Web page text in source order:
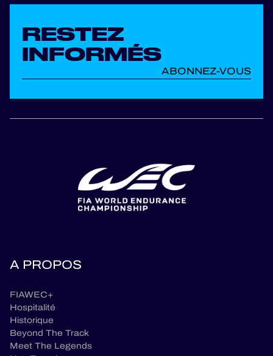
RESTEZ
INFORMÉS
ABONNEZ-VOUS
A PROPOS
FIAWEC+
Hospitalité
Historique
Beyond The Track
Meet The Legends